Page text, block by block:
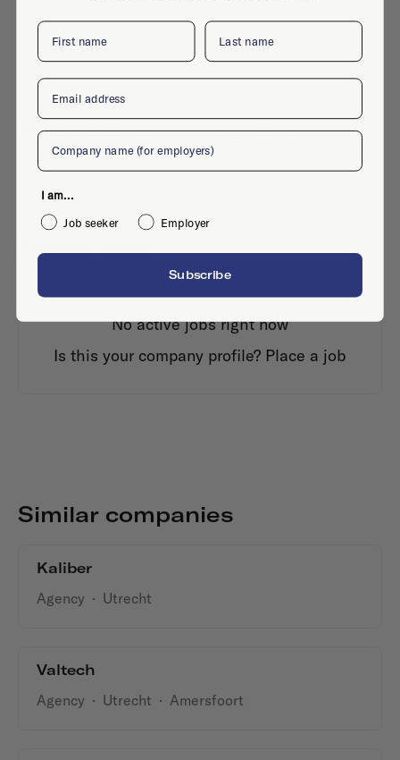
2e Daalsedijk 6a, 3551EJ , Utrecht
Active jobs
No active jobs right now
Is this your company profile? Place a job
Similar companies
Kaliber
Agency · Utrecht
Valtech
Agency · Utrecht · Amersfoort
First name Last name
Email
Company
I am...
Job seeker
Employer
Subscribe